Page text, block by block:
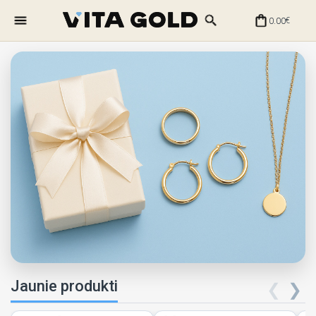
0.00€
Jaunie produkti ❮ ❯